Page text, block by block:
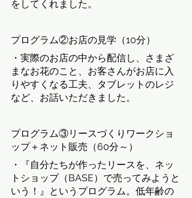
をしてくれました。
プログラム②お店の見学（10分）
・実際のお店の中から配信し、さまざ
まなお花のこと、お客さんがお店に入
りやすくなる工夫、タブレットのレジ
など、お話いただきました。
プログラム③リースづくりワークショ
ップ＋ネット販売（60分～）
・『自分たちが作ったリースを、ネッ
トショップ（BASE）で売ってみようと
いう！』というプログラム。低年齢の